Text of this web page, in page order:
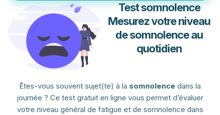
Test somnolence
Mesurez votre niveau
de somnolence au
quotidien
Êtes-vous souvent sujet(te) à la somnolence dans la
journée ? Ce test gratuit en ligne vous permet d’évaluer
votre niveau général de fatigue et de somnolence dans